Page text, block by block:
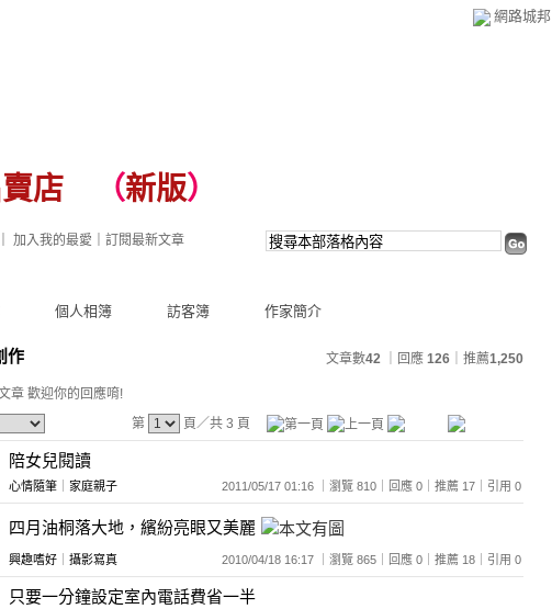
網路城邦
店 （新版）
個人相簿 訪客簿 作家簡介
加入我的最愛
訂閱最新文章
作 文章數42 ｜回應 126 ｜推薦1,250
章 歡迎你的回應唷!
第
頁／共 3 頁
陪女兒閱讀
心情隨筆 家庭親子 2011/05/17 01:16 ｜瀏覽 810｜回應 0｜推薦 17｜引用 0
四月油桐落大地，繽紛亮眼又美麗
興趣嗜好 攝影寫真 2010/04/18 16:17 ｜瀏覽 865｜回應 0｜推薦 18｜引用 0
只要一分鐘設定室內電話費省一半